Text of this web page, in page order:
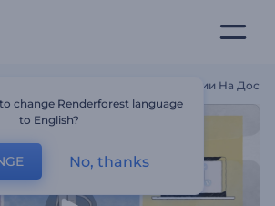
Комплект Для Рисованной Анимации На Доске
change Renderforest language
to English?
No, thanks